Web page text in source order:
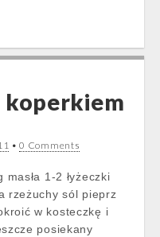
koperkiem
•0 Comments
1-2 łyżeczki
rzeżuchy sól pieprz
w kosteczkę i
posiekany